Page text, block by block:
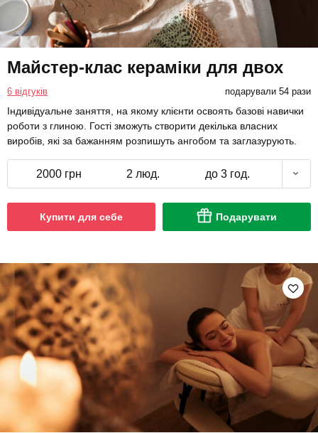
Майстер-клас кераміки для двох
6 відгуків подарували 54 рази
Індивідуальне заняття, на якому клієнти освоять базові навички
роботи з глиною. Гості зможуть створити декілька власних
виробів, які за бажанням розпишуть ангобом та заглазурують.
2000 грн 2 люд. до 3 год.
Купити для себе Подарувати